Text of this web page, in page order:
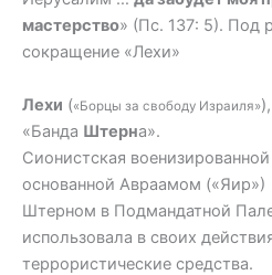
мастерство» (Пс. 137: 5). Под
сокращение «Лехи»
Лехи («Борцы за свободу Израиля»
«Банда Штерна».
Сионистская
основанной Авраамом («Яир»)
Штерном в Подмандатной
использовала в своих
террористические средства.